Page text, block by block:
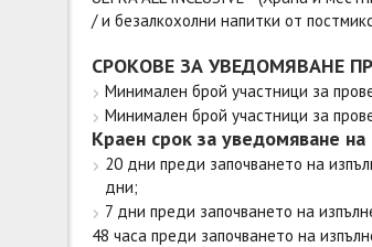
/ и безалкохолни напитки от
СРОКОВЕ ЗА УВЕДОМЯВАНЕ
Минимален брой участници за
Минимален брой участници за
Краен срок за уведомяване
20 дни преди започването на
дни;
7 дни преди започването на
48 часа преди започването на